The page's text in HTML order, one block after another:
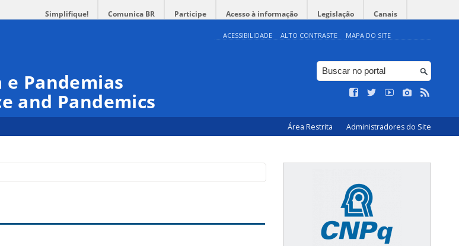
Simplifique! Comunica BR Participe Acesso à informação Legislação Canais
ACESSIBILIDADE ALTO CONTRASTE MAPA DO SITE
Pandemias
and Pandemics
Área Restrita Administradores do Site